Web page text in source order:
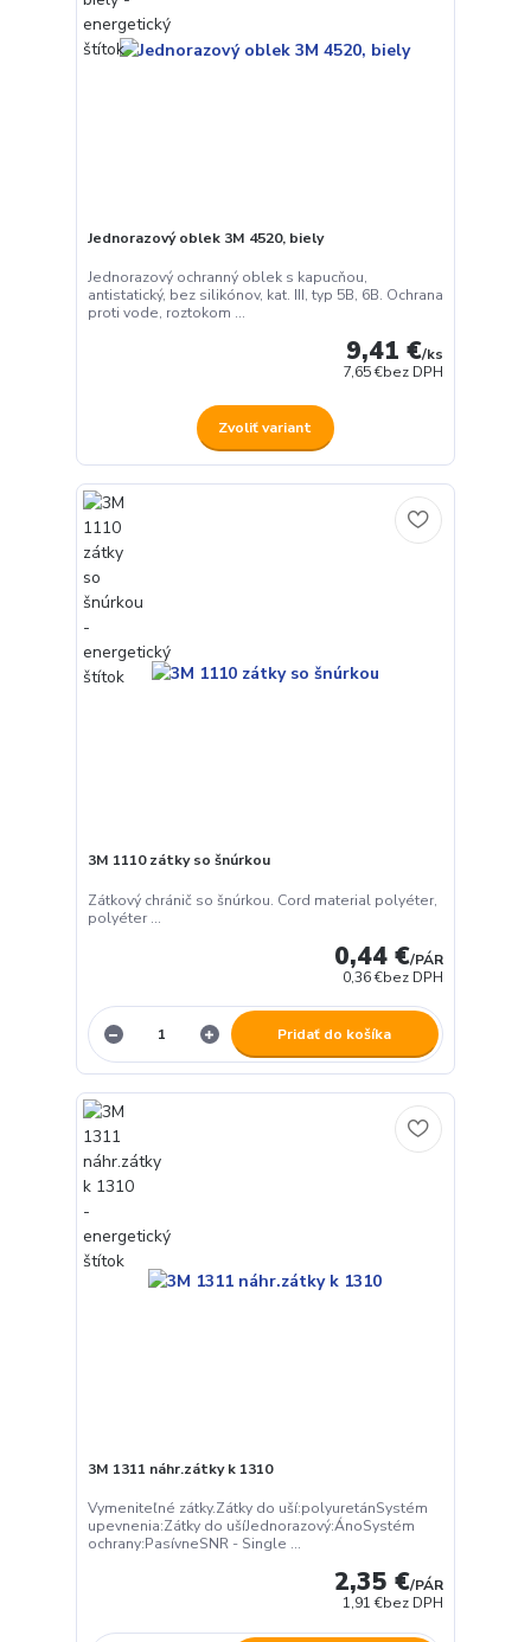
Jednorazový oblek 3M 4520, biely
Jednorazový ochranný oblek s kapucňou,
antistatický, bez silikónov, kat. III, typ 5B, 6B. Ochrana
proti vode, roztokom ...
9,41 €/ks
7,65 €bez DPH
Zvoliť variant
3M 1110 zátky so šnúrkou
Zátkový chránič so šnúrkou. Cord material polyéter,
polyéter ...
0,44 €/PÁR
0,36 €bez DPH
Pridať do košíka
3M 1311 náhr.zátky k 1310
Vymeniteľné zátky.Zátky do uší:polyuretánSystém
upevnenia:Zátky do ušíJednorazový:ÁnoSystém
ochrany:PasívneSNR - Single ...
2,35 €/PÁR
1,91 €bez DPH